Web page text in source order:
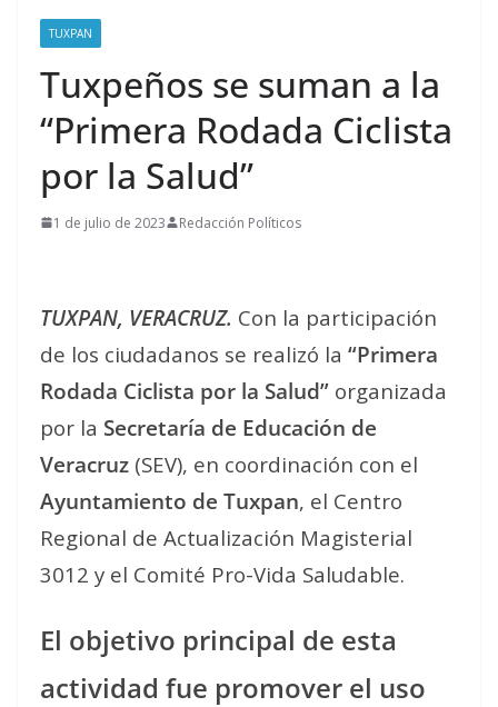
TUXPAN
Tuxpeños se suman a la
“Primera Rodada Ciclista
por la Salud”
1 de julio de 2023 Redacción Políticos
TUXPAN, VERACRUZ. Con la participación
de los ciudadanos se realizó la “Primera
Rodada Ciclista por la Salud” organizada
por la Secretaría de Educación de
Veracruz (SEV), en coordinación con el
Ayuntamiento de Tuxpan, el Centro
Regional de Actualización Magisterial
3012 y el Comité Pro-Vida Saludable.
El objetivo principal de esta
actividad fue promover el uso